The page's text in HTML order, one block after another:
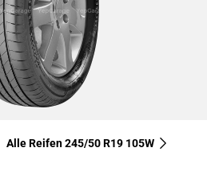
Alle Reifen‎ 245/50 R19 105W